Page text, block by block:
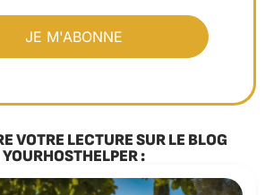
VOTRE LECTURE SUR LE BLOG
YOURHOSTHELPER :